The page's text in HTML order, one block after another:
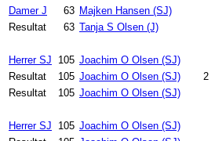
Damer J 63 Majken Hansen (SJ)
Resultat
63 Tanja S Olsen (J)
Herrer SJ 105 Joachim O Olsen (SJ)
Resultat
105 Joachim O Olsen (SJ) 2
Resultat
105 Joachim O Olsen (SJ)
Herrer SJ 105 Joachim O Olsen (SJ)